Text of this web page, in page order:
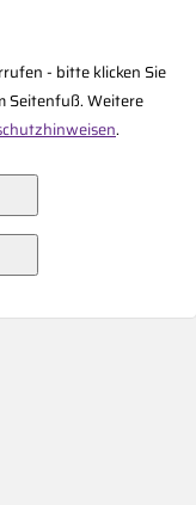
- bitte klicken Sie
Seitenfuß. Weitere
.